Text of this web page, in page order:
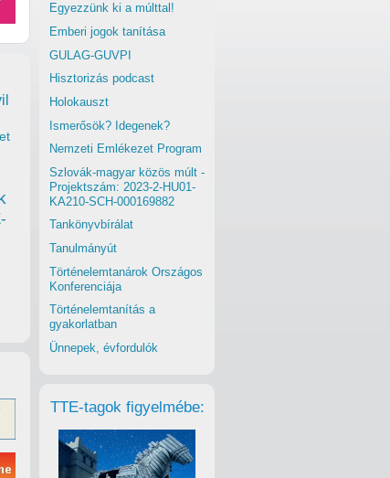
munka”
Egyezzünk ki a múlttal!
Emberi jogok tanítása
GULAG-GUVPI
Hisztorizás podcast
Holokauszt
Ismerősök? Idegenek?
Nemzeti Emlékezet Program
Szlovák-magyar közös múlt -
Projektszám: 2023-2-HU01-
KA210-SCH-000169882
Tankönyvbírálat
Tanulmányút
Történelemtanárok Országos
Konferenciája
Történelemtanítás a
gyakorlatban
Ünnepek, évfordulók
TTE-tagok figyelmébe: